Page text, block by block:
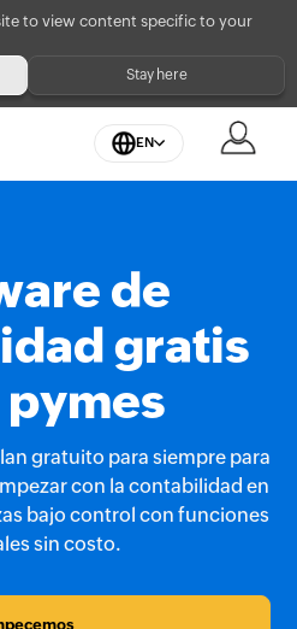
to view content specific to your
Stay here
EN
de
gratis
pymes
gratuito para siempre para
con la contabilidad en
bajo control con funciones
sin costo.